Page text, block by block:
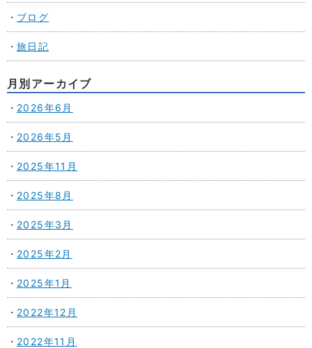
ブログ
旅日記
月別アーカイブ
2026年6月
2026年5月
2025年11月
2025年8月
2025年3月
2025年2月
2025年1月
2022年12月
2022年11月